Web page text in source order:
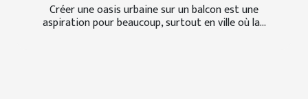
Créer une oasis urbaine sur un balcon est une
aspiration pour beaucoup, surtout en ville où la...